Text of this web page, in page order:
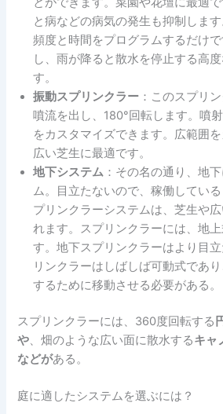
と病などの病気の発生も抑制しま
頻度と時間をプログラムするだけ
し、雨が降ると散水を停止する高
す。
振動スプリンクラー ：このスプリ
噴流を出し、180°回転します。噴
をカスタマイズできます。広範囲を
広い芝生に最適です。
地下システム ：その名の通り、地
ム。目立たないので、稼働してい
プリンクラーシステムは、芝生や
れます。スプリンクラーには、地
す。地下スプリンクラーはより目
リンクラーはしばしば可動式であ
するために移動させる必要がある。
スプリンクラーには、360度回転する
や、畑のような広い面に散水するキャ
などがある。
庭に適したシステムを選ぶには？